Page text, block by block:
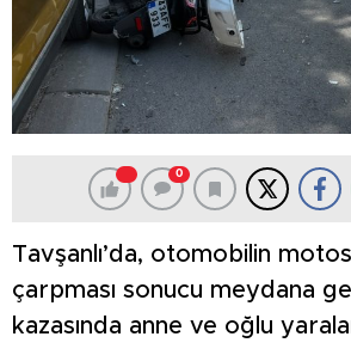
0
Tavşanlı’da, otomobilin
çarpması sonucu meydana
kazasında anne ve oğlu